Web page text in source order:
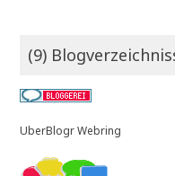
(9)
UberBlogr Webring